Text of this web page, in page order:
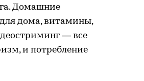
Домашние
дома, витамины,
— все
и потребление